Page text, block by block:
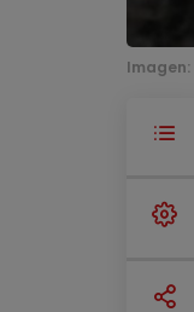
Imagen: